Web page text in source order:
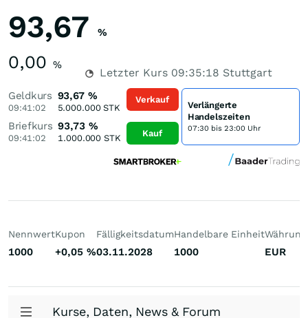
93,67 %
0,00 %
Letzter Kurs 09:35:18 Stuttgart
Geldkurs
09:41:02
93,67 %
5.000.000STK
Briefkurs
09:41:02
93,73 %
1.000.000 STK
Verkauf
Kauf
Verlängerte
Handelszeiten
07:30 bis 23:00 Uhr
Nennwert
1000
Kupon
+0,05 %
Fälligkeitsdatum
03.11.2028
Handelbare Einheit
1000
Währung
EUR
Kurse, Daten, News & Forum